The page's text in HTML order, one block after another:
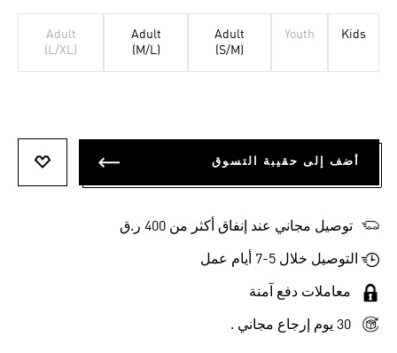
Kids
Youth
Adult
(S/M)
Adult
(M/L)
Adult
(L/XL)
أضف إلى حقيبة التسوق
توصيل مجاني عند إنفاق أكثر من 400 ر.ق
التوصيل خلال 5-7 أيام عمل
معاملات دفع آمنة